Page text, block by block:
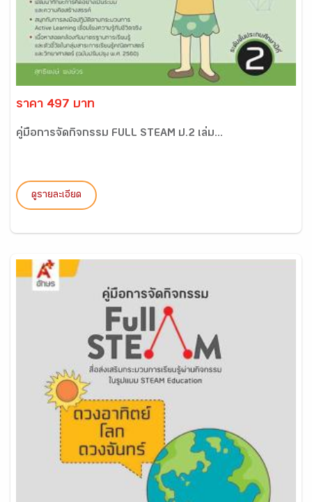
ราคา 497 บาท
คู่มือการจัดกิจกรรม FULL STEAM ป.2 เล่ม...
ดูรายละเอียด